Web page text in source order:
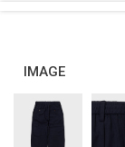
IMAGE